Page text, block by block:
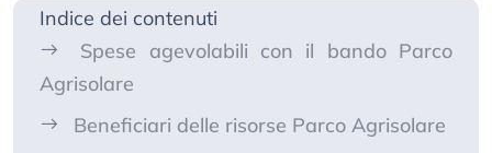
Indice dei contenuti
Spese agevolabili con il bando Parco
Agrisolare
Beneficiari delle risorse Parco Agrisolare